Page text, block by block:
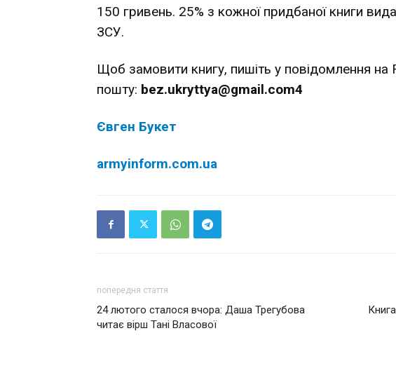
150 гривень. 25% з кожної придбаної книги
ЗСУ.
Щоб замовити книгу, пишіть у повідомлення на
пошту: bez.ukryttya@gmail.com4
Євген Букет
armyinform.com.ua
попередня стаття
24 лютого сталося вчора: Даша Трегубова
читає вірш Тані Власової